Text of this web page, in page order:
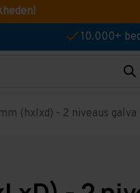
10.000+
(hxlxd) - 2 niveaus galva